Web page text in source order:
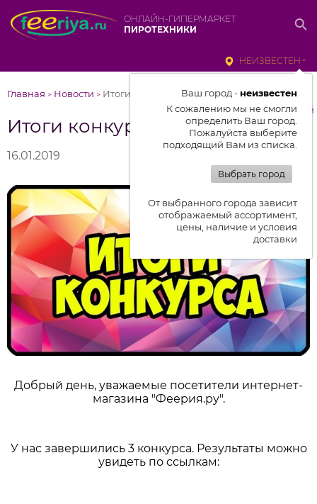
ОНЛАЙН-ГИПЕРМАРКЕТ
ПИРОТЕХНИКИ
НЕИЗВЕСТЕН
Ваш город - неизвестен
К сожалению мы не смогли
определить Ваш город.
Пожалуйста выберите
подходящий Вам из списка.
Выбрать город
От выбранного города зависит
отображаемый ассортимент,
цены, наличие и условия
доставки
Главная > Новости > Итоги конкурсов
Итоги конкурсов
к списку новостей
16.01.2019
Добрый день, уважаемые посетители интернет-
магазина "Феерия.ру".
У нас завершились 3 конкурса. Результаты можно
увидеть по ссылкам: